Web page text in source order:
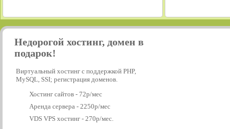
Недорогой хостинг, домен в
подарок!
Виртуальный хостинг с поддержкой PHP,
MySQL, SSI; регистрация доменов.
Хостинг сайтов - 72р/мес
Аренда сервера - 2250р/мес
VDS VPS хостинг - 270р/мес.